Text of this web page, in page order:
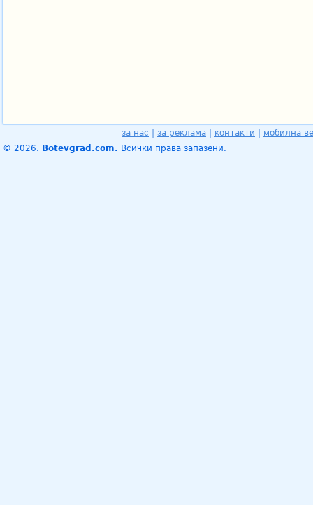
за нас за реклама контакти
мобилна
© 2026. Botevgrad.com. Всички права запазени.